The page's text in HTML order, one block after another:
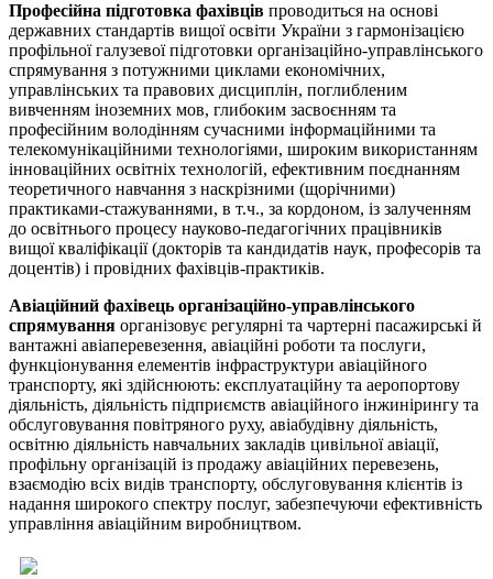
Професійна підготовка фахівців проводиться на основі
державних стандартів вищої освіти України з гармонізацією
профільної галузевої підготовки організаційно-управлінського
спрямування з потужними циклами економічних,
управлінських та правових дисциплін, поглибленим
вивченням іноземних мов, глибоким засвоєнням та
професійним володінням сучасними інформаційними та
телекомунікаційними технологіями, широким використанням
інноваційних освітніх технологій, ефективним поєднанням
теоретичного навчання з наскрізними (щорічними)
практиками-стажуваннями, в т.ч., за кордоном, із залученням
до освітнього процесу науково-педагогічних працівників
вищої кваліфікації (докторів та кандидатів наук, професорів та
доцентів) і провідних фахівців-практиків.
Авіаційний фахівець організаційно-управлінського
спрямування організовує регулярні та чартерні пасажирські й
вантажні авіаперевезення, авіаційні роботи та послуги,
функціонування елементів інфраструктури авіаційного
транспорту, які здійснюють: експлуатаційну та аеропортову
діяльність, діяльність підприємств авіаційного інжинірингу та
обслуговування повітряного руху, авіабудівну діяльність,
освітню діяльність навчальних закладів цивільної авіації,
профільну організацій із продажу авіаційних перевезень,
взаємодію всіх видів транспорту, обслуговування клієнтів із
надання широкого спектру послуг, забезпечуючи ефективність
управління авіаційним виробництвом.